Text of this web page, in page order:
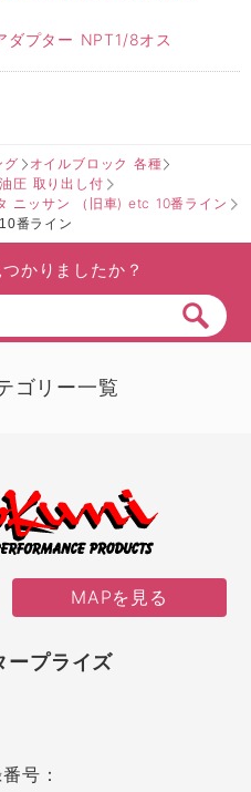
ダプター NPT1/8オス
グ
オイルブロック 各種
圧 取り出し付
ニッサン （旧車) etc 10番ライン
番ライン
かりましたか？
ゴリー一覧
MAPを見る
ープライズ
号：